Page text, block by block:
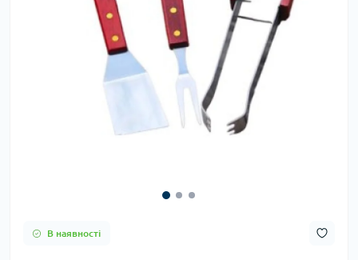
В наявності